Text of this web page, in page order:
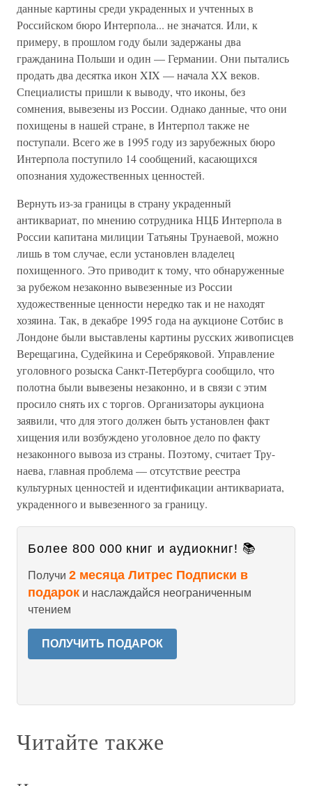
данные картины среди украденных и учтенных в
Российском бюро Интерпола... не значатся. Или, к
примеру, в прошлом году были задержаны два
гражданина Польши и один — Германии. Они пытались
продать два десятка икон XIX — начала XX веков.
Специалисты пришли к выводу, что иконы, без
сомнения, вывезены из России. Однако данные, что они
похищены в нашей стране, в Интерпол также не
поступали. Всего же в 1995 году из зарубежных бюро
Интерпола поступило 14 сообщений, касающихся
опознания художественных ценностей.
Вернуть из-за границы в страну украденный
антиквариат, по мнению сотрудника НЦБ Интерпола в
России капитана милиции Татьяны Трунаевой, можно
лишь в том случае, если установлен владелец
похищенного. Это приводит к тому, что обнаруженные
за рубежом незаконно вывезенные из России
художественные ценности нередко так и не находят
хозяина. Так, в декабре 1995 года на аукционе Сотбис в
Лондоне были выставлены картины русских живописцев
Верещагина, Судейкина и Серебряковой. Управление
уголовного розыска Санкт-Петербурга сообщило, что
полотна были вывезены незаконно, и в связи с этим
просило снять их с торгов. Организаторы аукциона
заявили, что для этого должен быть установлен факт
хищения или возбуждено уголовное дело по факту
незаконного вывоза из страны. Поэтому, считает Тру-
наева, главная проблема — отсутствие реестра
культурных ценностей и идентификации антиквариата,
украденного и вывезенного за границу.
Более 800 000 книг и аудиокниг! 📚
Получи 2 месяца Литрес Подписки в
подарок и наслаждайся неограниченным
чтением
ПОЛУЧИТЬ ПОДАРОК
Читайте также